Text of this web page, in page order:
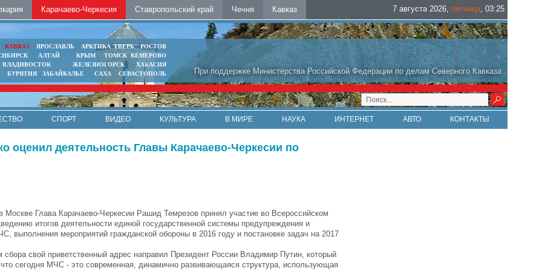
Карачаево-Черкесия Ставропольский край Чечня Кавказ 7 августа 2026, пятница, 03:25
При поддержке Министерства Российской Федерации по делам Северного Кавказа
КАВКАЗ ЯРОСЛАВЛЬ АРКТИКА ТВЕРЬ
РОСТОВ
АЛТАЙ КРЫМ ТОМСК КЕМЕРОВО
ВЛАДИВОСТОК
ЖЕЛЕЗНОГОРСК
ХАКАСИЯ
БУРЯТИЯ
ЗАБАЙКАЛЬЕ САХА СЕВАСТОПОЛЬ
СПОРТ ВИДЕО КУЛЬТУРА В МИРЕ НАУКА ИНТЕРНЕТ АВТО КОНТАКТЫ
деятельность Главы Карачаево-Черкесии по
Москве Глава Карачаево-Черкесии Рашид Темрезов принял участие во Всероссийском
итогов деятельности единой государственной системы предупреждения и
выполнения мероприятий гражданской обороны в 2016 году и постановке задач на 2017
сбора свой приветственный адрес направил Президент России Владимир Путин, который
сегодня МЧС - это современная, динамично развивающаяся структура, использующая